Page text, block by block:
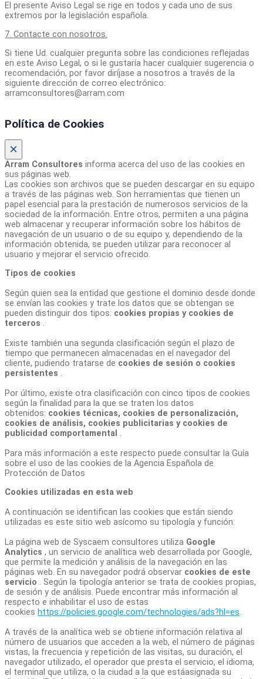
El presente Aviso Legal se rige en todos y cada uno de sus
extremos por la legislación española.
7. Contacte con nosotros.
Si tiene Ud. cualquier pregunta sobre las condiciones reflejadas
en este Aviso Legal, o si le gustaría hacer cualquier sugerencia o
recomendación, por favor diríjase a nosotros a través de la
siguiente dirección de correo electrónico:
arramconsultores@arram.com
Política de Cookies
×
Arram Consultores informa acerca del uso de las cookies en
sus páginas web.
Las cookies son archivos que se pueden descargar en su equipo
a través de las páginas web. Son herramientas que tienen un
papel esencial para la prestación de numerosos servicios de la
sociedad de la información. Entre otros, permiten a una página
web almacenar y recuperar información sobre los hábitos de
navegación de un usuario o de su equipo y, dependiendo de la
información obtenida, se pueden utilizar para reconocer al
usuario y mejorar el servicio ofrecido.
Tipos de cookies
Según quien sea la entidad que gestione el dominio desde donde
se envían las cookies y trate los datos que se obtengan se
pueden distinguir dos tipos: cookies propias y cookies de
terceros .
Existe también una segunda clasificación según el plazo de
tiempo que permanecen almacenadas en el navegador del
cliente, pudiendo tratarse de cookies de sesión o cookies
persistentes .
Por último, existe otra clasificación con cinco tipos de cookies
según la finalidad para la que se traten los datos
obtenidos: cookies técnicas, cookies de personalización,
cookies de análisis, cookies publicitarias y cookies de
publicidad comportamental .
Para más información a este respecto puede consultar la Guía
sobre el uso de las cookies de la Agencia Española de
Protección de Datos
Cookies utilizadas en esta web
A continuación se identifican las cookies que están siendo
utilizadas es este sitio web asícomo su tipología y función:
La página web de Syscaem consultores utiliza Google
Analytics , un servicio de analítica web desarrollada por Google,
que permite la medición y análisis de la navegación en las
páginas web. En su navegador podrá observar cookies de este
servicio . Según la tipología anterior se trata de cookies propias,
de sesión y de análisis. Puede encontrar más información al
respecto e inhabilitar el uso de estas
cookies https://policies.google.com/technologies/ads?hl=es.
A través de la analítica web se obtiene información relativa al
número de usuarios que acceden a la web, el número de páginas
vistas, la frecuencia y repetición de las visitas, su duración, el
navegador utilizado, el operador que presta el servicio, el idioma,
el terminal que utiliza, o la ciudad a la que estáasignada su